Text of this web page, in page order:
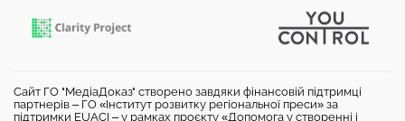
Сайт ГО "МедіаДоказ" створено завдяки фінансовій підтримці
партнерів – ГО «Інститут розвитку регіональної преси» за
підтримки EUACI – у рамках проєкту «Допомога у створенні і